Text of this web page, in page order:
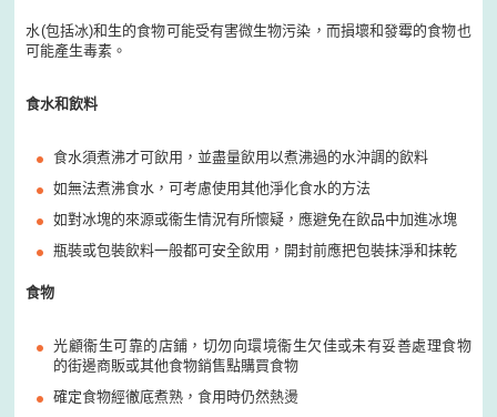
水(包括冰)和生的食物可能受有害微生物污染，而損壞和發霉的食物也
可能產生毒素。
食水和飲料
食水須煮沸才可飲用，並盡量飲用以煮沸過的水沖調的飲料
如無法煮沸食水，可考慮使用其他淨化食水的方法
如對冰塊的來源或衞生情況有所懷疑，應避免在飲品中加進冰塊
瓶裝或包裝飲料一般都可安全飲用，開封前應把包裝抹淨和抹乾
食物
光顧衞生可靠的店鋪，切勿向環境衞生欠佳或未有妥善處理食物
的街邊商販或其他食物銷售點購買食物
確定食物經徹底煮熟，食用時仍然熱燙